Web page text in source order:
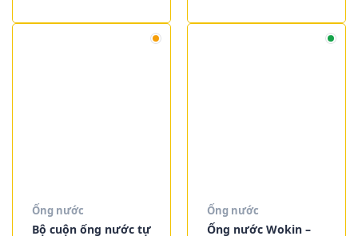
Ống nước
Bộ cuộn ống nước tự
Ống nước
Ống nước Wokin –